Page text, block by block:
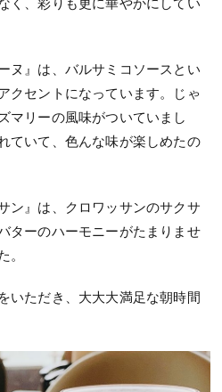
ヌ』は、バルサミコソースとい
クセントになっています。じゃ
マリーの風味がついていまし
ていて、色んな味が楽しめたの
ン』は、クロワッサンのサクサ
ターのハーモニーがたまりませ
。
いただき、大大大満足な朝時間